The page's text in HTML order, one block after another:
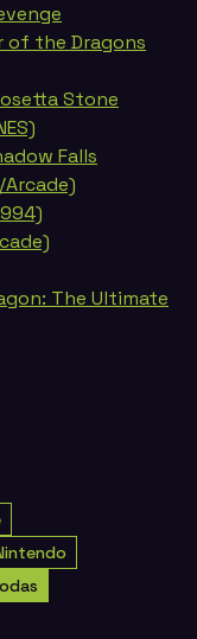
of the Dragons
Stone
Falls
Arcade)
The Ultimate